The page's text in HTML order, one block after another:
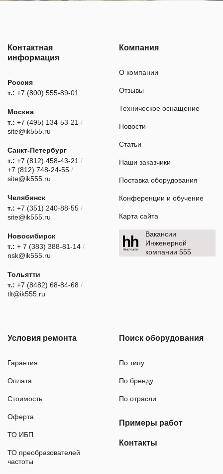
Контактная
информация
Россия
т.: +7 (800) 555-89-01
Москва
т.: +7 (495) 134-53-21 /
site@ik555.ru
Санкт-Петербург
т.: +7 (812) 458-43-21 /
+7 (812) 748-24-55 /
site@ik555.ru
Челябинск
т.: +7 (351) 240-88-55 /
site@ik555.ru
Новосибирск
т.: + 7 (383) 388-81-14 /
nsk@ik555.ru
Тольятти
т.: +7 (8482) 68-84-68 /
tlt@ik555.ru
Компания
О компании
Отзывы
Техническое оснащение
Новости
Статьи
Наши заказчики
Поставка оборудования
Конференции и обучение
Карта сайта
Вакансии
Инженерной
компании 555
Условия ремонта
Гарантия
Оплата
Стоимость
Оферта
ТО ИБП
ТО преобразователей
частоты
Поиск оборудования
По типу
По бренду
По отрасли
Примеры работ
Контакты